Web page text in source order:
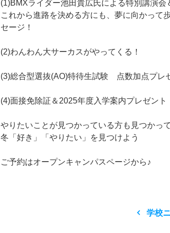
(1)BMXライダー池田貴広氏による特別講演会
これから進路を決める方にも、夢に向かって
セージ！
(2)わんわん大サーカスがやってくる！
(3)総合型選抜(AO)特待生試験 点数加点プレ
(4)面接免除証＆2025年度入学案内プレゼント
やりたいことが見つかっている方も見つかっ
冬「好き」「やりたい」を見つけよう
ご予約はオープンキャンパスページから♪
学校